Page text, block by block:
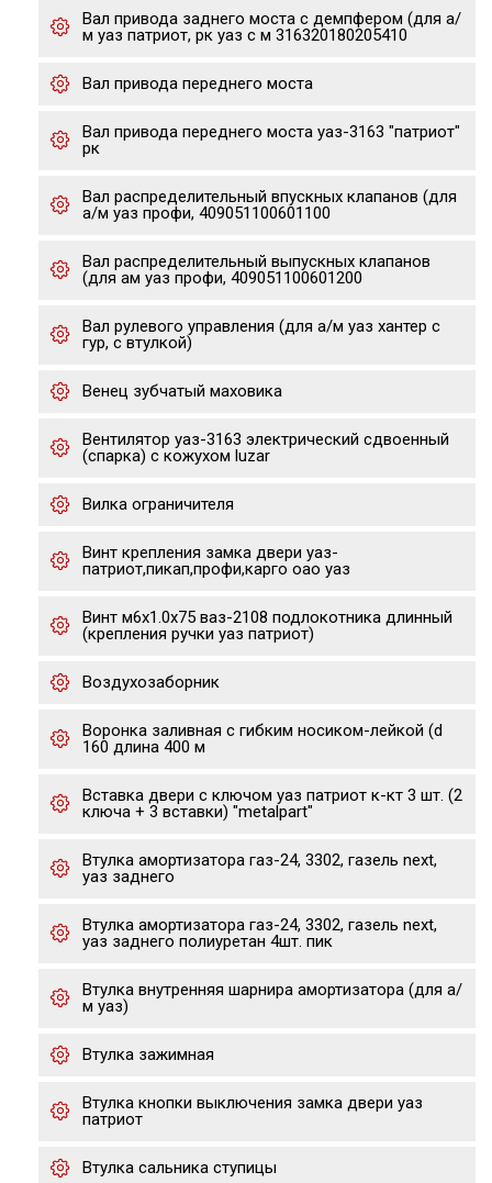
Вал привода заднего моста с демпфером (для а/
м уаз патриот, рк уаз с м 316320180205410
Вал привода переднего моста
Вал привода переднего моста уаз-3163 "патриот"
рк
Вал распределительный впускных клапанов (для
а/м уаз профи, 409051100601100
Вал распределительный выпускных клапанов
(для ам уаз профи, 409051100601200
Вал рулевого управления (для а/м уаз хантер с
гур, с втулкой)
Венец зубчатый маховика
Вентилятор уаз-3163 электрический сдвоенный
(спарка) с кожухом luzar
Вилка ограничителя
Винт крепления замка двери уаз-
патриот,пикап,профи,карго оао уаз
Винт м6х1.0х75 ваз-2108 подлокотника длинный
(крепления ручки уаз патриот)
Воздухозаборник
Воронка заливная с гибким носиком-лейкой (d
160 длина 400 м
Вставка двери с ключом уаз патриот к-кт 3 шт. (2
ключа + 3 вставки) "metalpart"
Втулка амортизатора газ-24, 3302, газель next,
уаз заднего
Втулка амортизатора газ-24, 3302, газель next,
уаз заднего полиуретан 4шт. пик
Втулка внутренняя шарнира амортизатора (для а/
м уаз)
Втулка зажимная
Втулка кнопки выключения замка двери уаз
патриот
Втулка сальника ступицы